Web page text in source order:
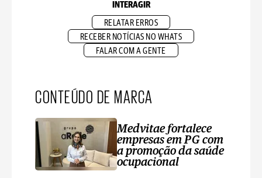
INTERAGIR
RELATAR ERROS
RECEBER NOTÍCIAS NO WHATS
FALAR COM A GENTE
CONTEÚDO DE MARCA
Medvitae fortalece
empresas em PG com
a promoção da saúde
ocupacional